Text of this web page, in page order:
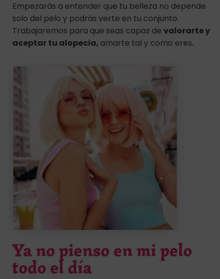
Empezarás a entender que tu belleza no depende
solo del pelo y podrás verte en tu conjunto.
Trabajaremos para que seas capaz de valorarte y
aceptar tu alopecia, amarte tal y como eres.
Ya no pienso en mi pelo
todo el día